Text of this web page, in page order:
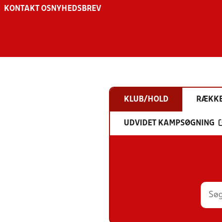
KONTAKT OS NYHEDSBREV
KLUB/HOLD
UDVIDET KAMPSØGNING